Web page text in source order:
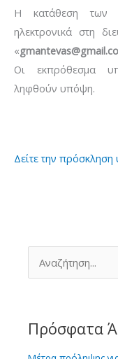
Η κατάθεση των
ηλεκτρονικά στη
«
Οι εκπρόθεσμα
ληφθούν υπόψη.
Δείτε την
α
τ
ηΠρόσφατα